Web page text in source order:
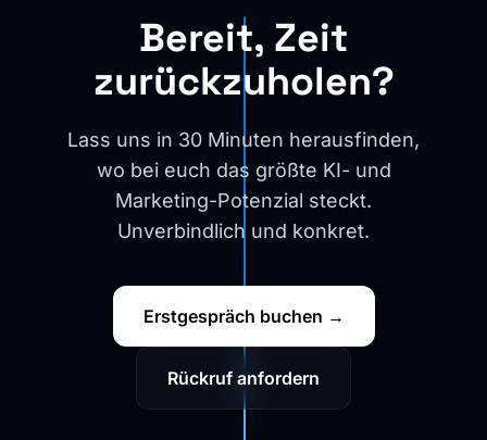
Bereit, Zeit
zurückzuholen?
Lass uns in 30 Minuten herausfinden,
wo bei euch das größte KI- und
Marketing-Potenzial steckt.
Unverbindlich und konkret.
Erstgespräch buchen →
Rückruf anfordern